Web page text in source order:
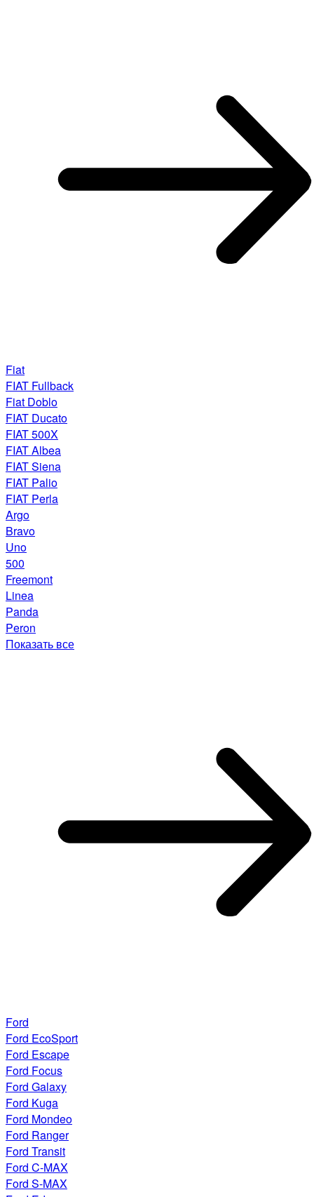
Fiat
FIAT Fullback
Fiat Doblo
FIAT Ducato
FIAT 500X
FIAT Albea
FIAT Siena
FIAT Palio
FIAT Perla
Argo
Bravo
Uno
500
Freemont
Linea
Panda
Peron
Показать все
Ford
Ford EcoSport
Ford Escape
Ford Focus
Ford Galaxy
Ford Kuga
Ford Mondeo
Ford Ranger
Ford Transit
Ford C-MAX
Ford S-MAX